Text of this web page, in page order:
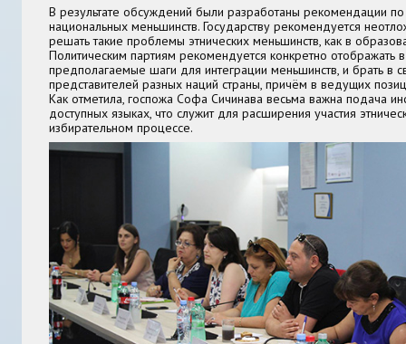
В результате обсуждений были разработаны рекомендации
национальных меньшинств. Государству рекомендуется
решать такие проблемы этнических меньшинств, как в
Политическим партиям рекомендуется конкретно отображать
предполагаемые шаги для интеграции меньшинств, и брать в
представителей разных наций страны, причём в ведущих
Как отметила, госпожа Софа Сичинава весьма важна подача
доступных языках, что служит для расширения участия
избирательном процессе.